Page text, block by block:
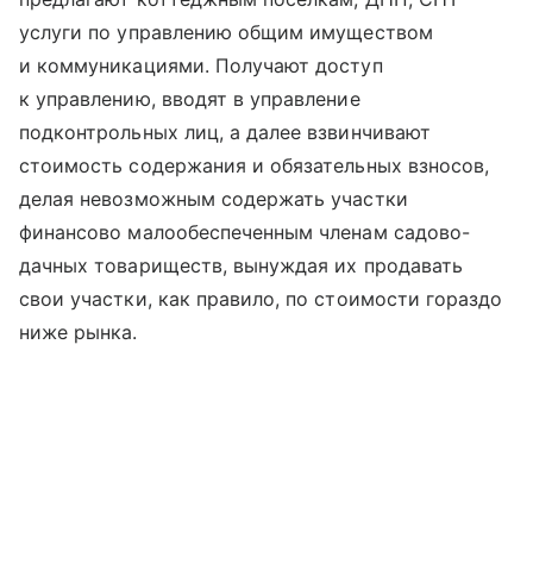
услуги по управлению общим имуществом
и коммуникациями. Получают доступ
к управлению, вводят в управление
подконтрольных лиц, а далее взвинчивают
стоимость содержания и обязательных взносов,
делая невозможным содержать участки
финансово малообеспеченным членам садово-
дачных товариществ, вынуждая их продавать
свои участки, как правило, по стоимости гораздо
ниже рынка.